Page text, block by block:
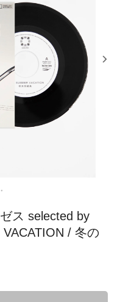
ス selected by
/ 冬の